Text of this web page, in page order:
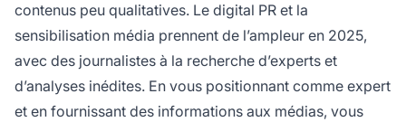
contenus peu qualitatives. Le digital PR et la
sensibilisation média prennent de l’ampleur en 2025,
avec des journalistes à la recherche d’experts et
d’analyses inédites. En vous positionnant comme expert
et en fournissant des informations aux médias, vous